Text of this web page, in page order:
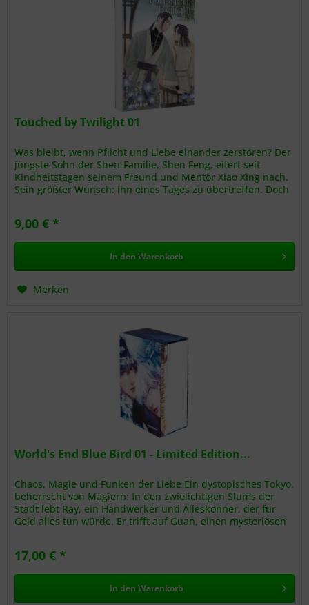
Touched by Twilight 01
Was bleibt, wenn Pflicht und Liebe einander zerstören? Der
jüngste Sohn der Shen-Familie, Shen Feng, eifert seit
Kindheitstagen seinem Freund und Mentor Xiao Xing nach.
Sein größter Wunsch: ihn eines Tages zu übertreffen. Doch
9,00 € *
In den Warenkorb
Merken
World's End Blue Bird 01 - Limited Edition...
Chaos, Magie und Funken der Liebe Ein dystopisches Tokyo,
beherrscht von Magiern: In den zwielichtigen Slums der
Stadt lebt Ray, ein Handwerker und Alleskönner, der für
Geld alles tun würde. Er trifft auf Guan, einen mysteriösen
17,00 € *
In den Warenkorb